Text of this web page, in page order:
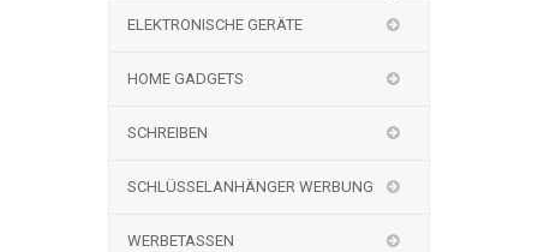
ELEKTRONISCHE GERÄTE
HOME GADGETS
SCHREIBEN
SCHLÜSSELANHÄNGER WERBUNG
WERBETASSEN